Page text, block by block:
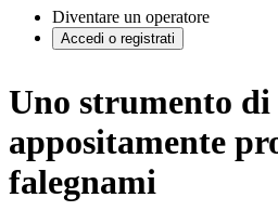
Diventare un operatore
Accedi o registrati
Uno strumento
appositamente
falegnami